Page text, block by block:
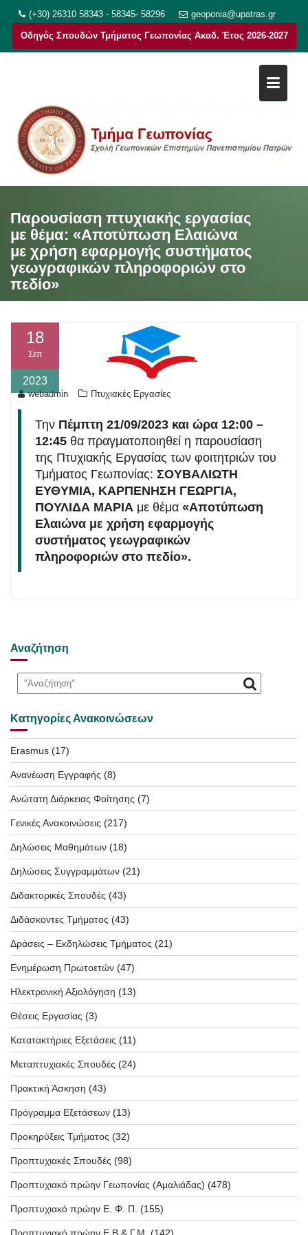
στο
περιεχόμενο
(+30) 26310 58343 - 58345- 58296 geoponia@upatras.gr
Οδηγός Σπουδών Τμήματος Γεωπονίας Ακαδ. Έτος 2026-2027
Παρουσίαση πτυχιακής εργασίας
με θέμα: «Αποτύπωση Ελαιώνα
με χρήση εφαρμογής συστήματος
γεωγραφικών πληροφοριών στο
πεδίο»
18
Σεπ
2023
webadmin Πτυχιακές Εργασίες
Την Πέμπτη 21/09/2023 και ώρα 12:00 –
12:45 θα πραγματοποιηθεί η παρουσίαση
της Πτυχιακής Εργασίας των φοιτητριών του
Τμήματος Γεωπονίας: ΣΟΥΒΑΛΙΩΤΗ
ΕΥΘΥΜΙΑ, ΚΑΡΠΕΝΗΣΗ ΓΕΩΡΓΙΑ,
ΠΟΥΛΙΔΑ ΜΑΡΙΑ με θέμα «Αποτύπωση
Ελαιώνα με χρήση εφαρμογής
συστήματος γεωγραφικών
πληροφοριών στο πεδίο».
Αναζήτηση
Κατηγορίες Ανακοινώσεων
Erasmus (17)
Ανανέωση Εγγραφής (8)
Ανώτατη Διάρκειας Φοίτησης (7)
Γενικές Ανακοινώσεις (217)
Δηλώσεις Μαθημάτων (18)
Δηλώσεις Συγγραμμάτων (21)
Διδακτορικές Σπουδές (43)
Διδάσκοντες Τμήματος (43)
Δράσεις – Εκδηλώσεις Τμήματος (21)
Ενημέρωση Πρωτοετών (47)
Ηλεκτρονική Αξιολόγηση (13)
Θέσεις Εργασίας (3)
Κατατακτήριες Εξετάσεις (11)
Μεταπτυχιακές Σπουδές (24)
Πρακτική Άσκηση (43)
Πρόγραμμα Εξετάσεων (13)
Προκηρύξεις Τμήματος (32)
Προπτυχιακές Σπουδές (98)
Προπτυχιακό πρώην Γεωπονίας (Αμαλιάδας) (478)
Προπτυχιακό πρώην Ε. Φ. Π. (155)